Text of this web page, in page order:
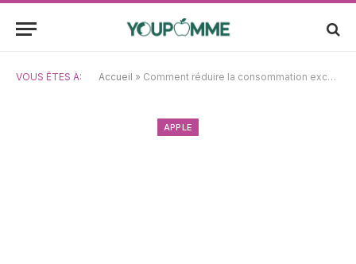
VOUS ÊTES À: Accueil » Comment réduire la consommation excessive de CPU par kernel_task sur votre Mac ?
APPLE